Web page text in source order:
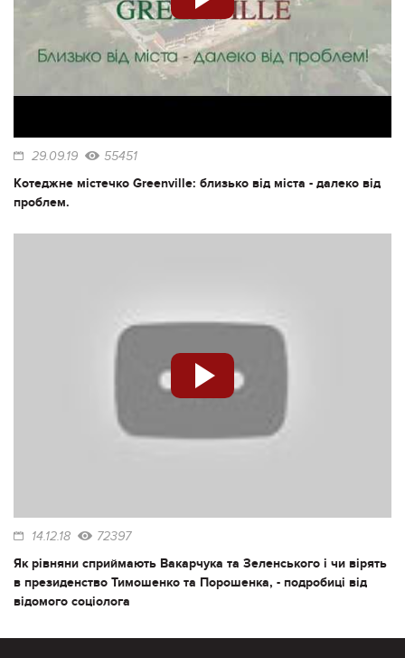
29.09.19 55451
Котеджне містечко Greenville: близько від міста - далеко від
проблем.
14.12.18 72397
Як рівняни сприймають Вакарчука та Зеленського і чи вірять
в президенство Тимошенко та Порошенка, - подробиці від
відомого соціолога